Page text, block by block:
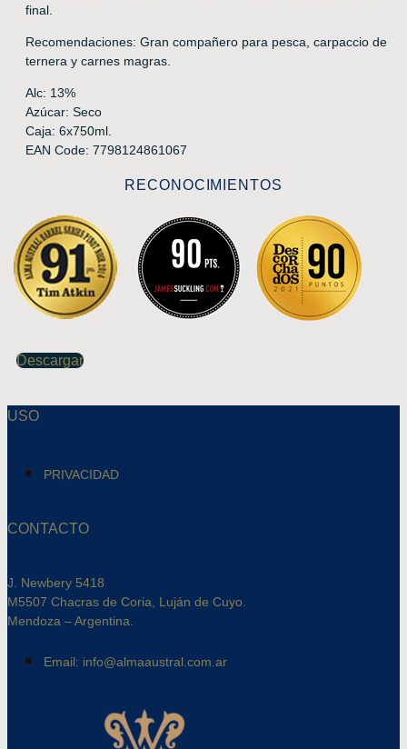
final.
Recomendaciones: Gran compañero para pesca, carpaccio de
ternera y carnes magras.
Alc: 13%
Azúcar: Seco
Caja: 6x750ml.
EAN Code: 7798124861067
RECONOCIMIENTOS
Descargar
USO
PRIVACIDAD
CONTACTO
J. Newbery 5418
M5507 Chacras de Coria, Luján de Cuyo.
Mendoza – Argentina.
Email: info@almaaustral.com.ar